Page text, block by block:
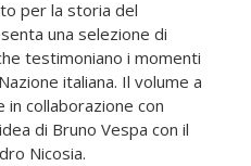
per la storia del
una selezione di
testimoniano i momenti
italiana. Il volume a
in collaborazione con
di Bruno Vespa con il
Nicosia.